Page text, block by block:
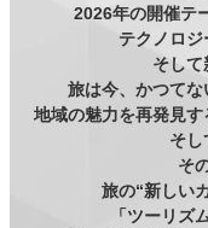
2026年の開催テ
テクノロジ
そして
旅は今、かつてな
地域の魅力を再発見す
そし
そ
旅の“新しい
「ツーリズ